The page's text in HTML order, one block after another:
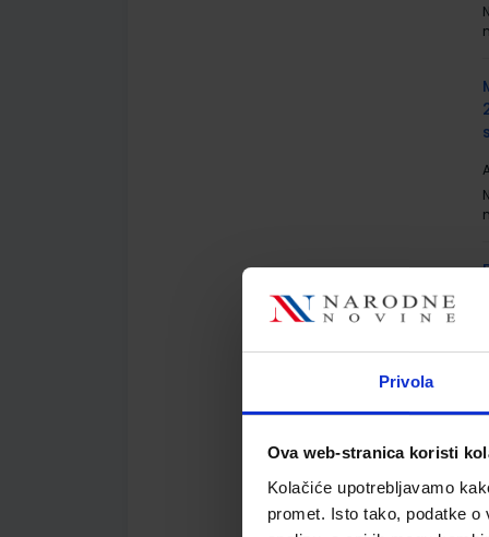
Privola
Ova web-stranica koristi
Kolačiće upotrebljavamo
promet. Isto tako, podatke